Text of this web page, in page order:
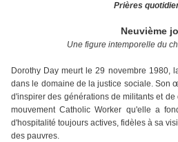
Prières
Neuvième
Une figure intemporelle du
Dorothy Day meurt le 29 novembre 1980,
dans le domaine de la justice sociale. Son
d'inspirer des générations de militants et
mouvement Catholic Worker qu'elle a
d'hospitalité toujours actives, fidèles à sa
des pauvres.